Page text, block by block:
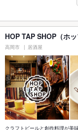
HOP TAP SHOP（ホ
高岡市 居酒屋
クラフトビールと創作料理が美